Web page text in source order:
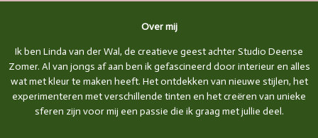
Over mij
Ik ben Linda van der Wal, de creatieve geest achter Studio Deense
Zomer. Al van jongs af aan ben ik gefascineerd door interieur en alles
wat met kleur te maken heeft. Het ontdekken van nieuwe stijlen, het
experimenteren met verschillende tinten en het creëren van unieke
sferen zijn voor mij een passie die ik graag met jullie deel.